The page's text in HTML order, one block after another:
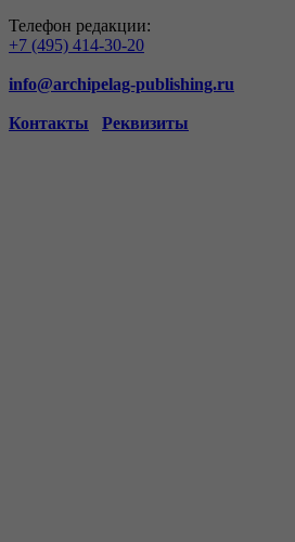
Телефон редакции:
+7 (495) 414-30-20
info@archipelag-publishing.ru
Контакты Реквизиты